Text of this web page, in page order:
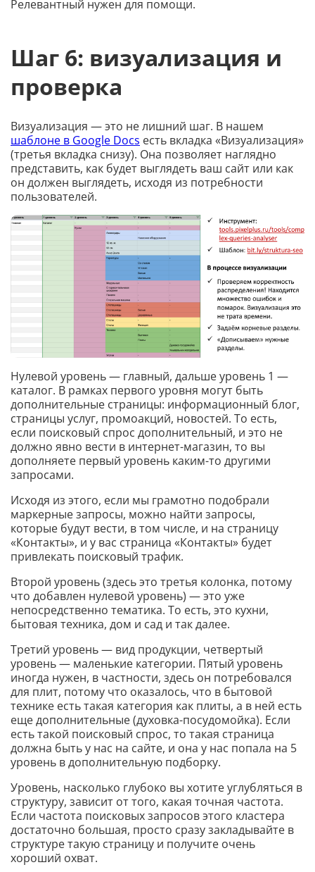
Релевантный нужен для помощи.
Шаг 6: визуализация и
проверка
Визуализация — это не лишний шаг. В нашем
шаблоне в Google Docs есть вкладка «Визуализация»
(третья вкладка снизу). Она позволяет наглядно
представить, как будет выглядеть ваш сайт или как
он должен выглядеть, исходя из потребности
пользователей.
Нулевой уровень — главный, дальше уровень 1 —
каталог. В рамках первого уровня могут быть
дополнительные страницы: информационный блог,
страницы услуг, промоакций, новостей. То есть,
если поисковый спрос дополнительный, и это не
должно явно вести в интернет-магазин, то вы
дополняете первый уровень каким-то другими
запросами.
Исходя из этого, если мы грамотно подобрали
маркерные запросы, можно найти запросы,
которые будут вести, в том числе, и на страницу
«Контакты», и у вас страница «Контакты» будет
привлекать поисковый трафик.
Второй уровень (здесь это третья колонка, потому
что добавлен нулевой уровень) — это уже
непосредственно тематика. То есть, это кухни,
бытовая техника, дом и сад и так далее.
Третий уровень — вид продукции, четвертый
уровень — маленькие категории. Пятый уровень
иногда нужен, в частности, здесь он потребовался
для плит, потому что оказалось, что в бытовой
технике есть такая категория как плиты, а в ней есть
еще дополнительные (духовка-посудомойка). Если
есть такой поисковый спрос, то такая страница
должна быть у нас на сайте, и она у нас попала на 5
уровень в дополнительную подборку.
Уровень, насколько глубоко вы хотите углубляться в
структуру, зависит от того, какая точная частота.
Если частота поисковых запросов этого кластера
достаточно большая, просто сразу закладывайте в
структуре такую страницу и получите очень
хороший охват.